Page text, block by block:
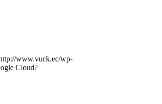
www.vuck.ec/wp-
Cloud?